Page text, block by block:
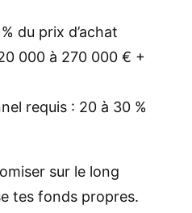
du prix d’achat
000 à 270 000 € +
requis : 20 à 30 %
sur le long
tes fonds propres.